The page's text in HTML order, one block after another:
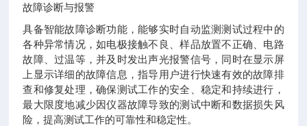
故障诊断与报警
具备智能故障诊断功能，能够实时自动监测测试过程中的
各种异常情况，如电极接触不良、样品放置不正确、电路
故障、过温等，并及时发出声光报警信号，同时在显示屏
上显示详细的故障信息，指导用户进行快速有效的故障排
查和修复处理，确保测试工作的安全、稳定和持续进行，
最大限度地减少因仪器故障导致的测试中断和数据损失风
险，提高测试工作的可靠性和稳定性。